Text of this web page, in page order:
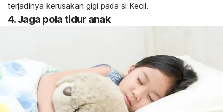
terjadinya kerusakan gigi pada si Kecil.
4. Jaga pola tidur anak